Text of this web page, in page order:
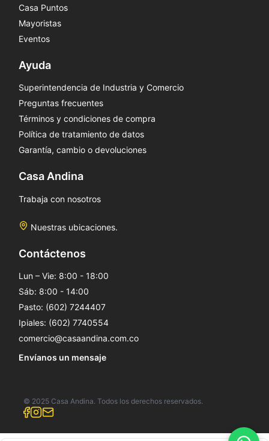
Casa Puntos
Mayoristas
Eventos
Ayuda
Superintendencia de Industria y Comercio
Preguntas frecuentes
Términos y condiciones de compra
Política de tratamiento de datos
Garantía, cambio o devoluciones
Casa Andina
Trabaja con nosotros
Nuestras ubicaciones.
Contáctenos
Lun – Vie: 8:00 - 18:00
Sáb: 8:00 - 14:00
Pasto: (602) 7244407
Ipiales: (602) 7740554
comercio@casaandina.com.co
Envíanos un mensaje
© 2025 Casa Andina. Todos los derechos reservados.